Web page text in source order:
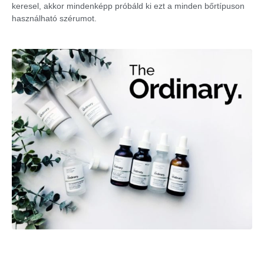
keresel, akkor mindenképp próbáld ki ezt a minden bőrtípuson
használható szérumot.